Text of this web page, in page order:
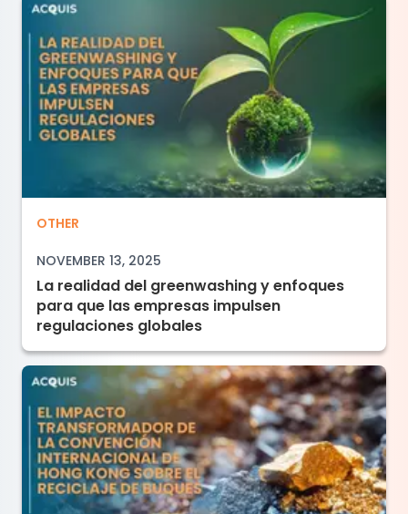
La realidad del greenwashing y enfoques
OTHER
NOVEMBER 13, 2025
La realidad del greenwashing y enfoques
para que las empresas impulsen
regulaciones globales